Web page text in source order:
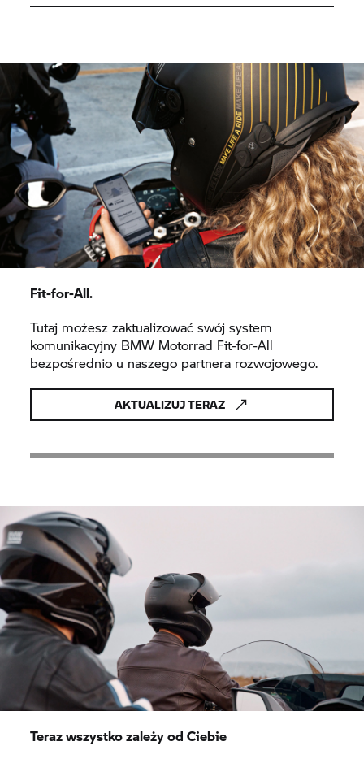
Fit-for-All.
Tutaj możesz zaktualizować swój system
komunikacyjny BMW Motorrad Fit-for-All
bezpośrednio u naszego partnera rozwojowego.
AKTUALIZUJ TERAZ
Teraz wszystko zależy od Ciebie